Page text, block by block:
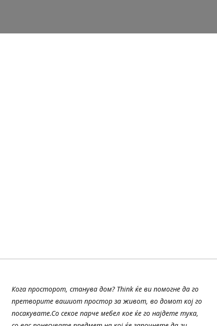
Кога просторот, станува дом? Think ќе ви помогне да го
претворите вашиот простор за живот, во домот кој го
посакувате.Со секое парче мебел кое ќе го најдете тука,